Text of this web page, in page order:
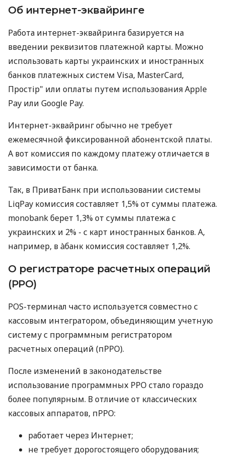
Об интернет-эквайринге
Работа интернет-эквайринга базируется на
введении реквизитов платежной карты. Можно
использовать карты украинских и иностранных
банков платежных систем Visa, MasterCard,
Простір" или оплаты путем использования Apple
Pay или Google Pay.
Интернет-эквайринг обычно не требует
ежемесячной фиксированной абонентской платы.
А вот комиссия по каждому платежу отличается в
зависимости от банка.
Так, в ПриватБанк при использовании системы
LiqPay комиссия составляет 1,5% от суммы платежа.
monobank берет 1,3% от суммы платежа с
украинских и 2% - с карт иностранных банков. А,
например, в àбанк комиссия составляет 1,2%.
О регистраторе расчетных операций
(РРО)
POS-терминал часто используется совместно с
кассовым интегратором, объединяющим учетную
систему с программным регистратором
расчетных операций (пРРО).
После изменений в законодательстве
использование программных РРО стало гораздо
более популярным. В отличие от классических
кассовых аппаратов, пРРО:
работает через Интернет;
не требует дорогостоящего оборудования;